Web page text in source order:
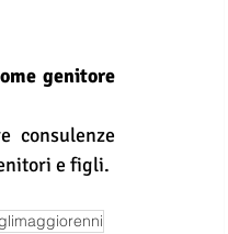
genitore
consulenze
e figli.